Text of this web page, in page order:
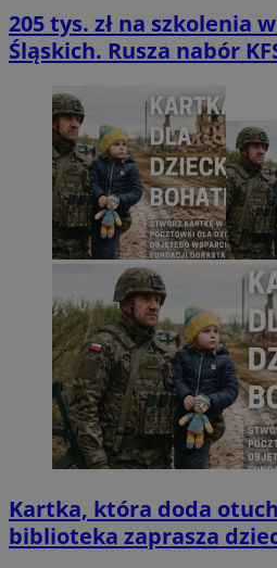
205 tys. zł na szkolenia
Śląskich. Rusza nabór
Kartka, która doda
biblioteka zaprasza